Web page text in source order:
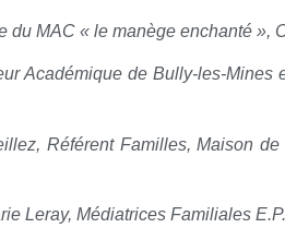
du MAC « le manège enchanté »,
Académique de Bully-les-Mines
Référent Familles, Maison
Leray, Médiatrices Familiales